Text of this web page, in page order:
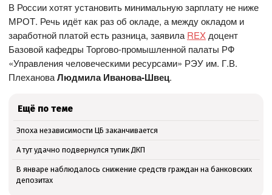
В России хотят установить минимальную зарплату не ниже
МРОТ. Речь идёт как раз об окладе, а между окладом и
заработной платой есть разница, заявила REX доцент
Базовой кафедры Торгово-промышленной палаты РФ
«Управления человеческими ресурсами» РЭУ им. Г.В.
ПлехановаЛюдмила Иванова-Швец.
Ещё по теме
Эпоха независимости ЦБ заканчивается
А тут удачно подвернулся тупик ДКП
В январе наблюдалось снижение средств граждан на банковских
депозитах